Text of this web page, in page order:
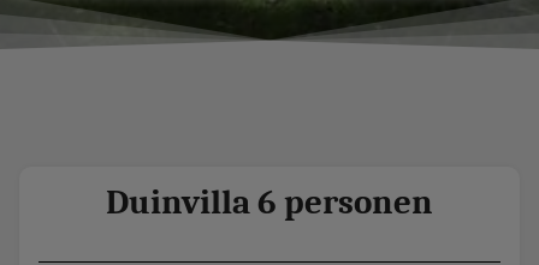
Duinvilla 6 personen